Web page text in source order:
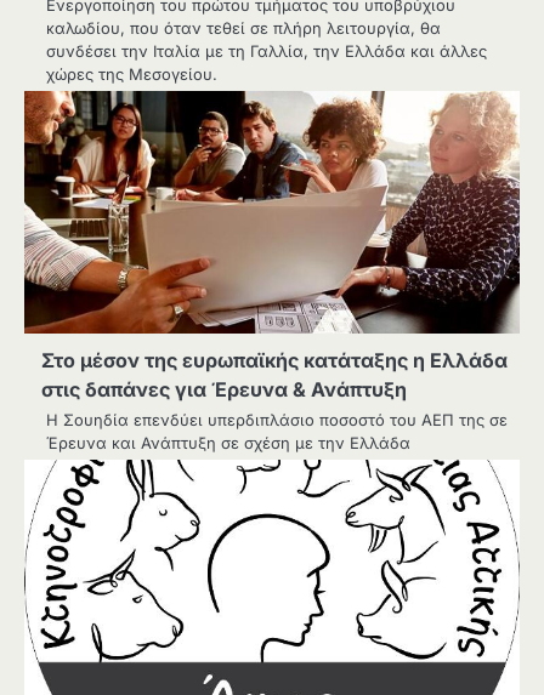
Ενεργοποίηση του πρώτου τμήματος του υποβρύχιου
καλωδίου, που όταν τεθεί σε πλήρη λειτουργία, θα
συνδέσει την Ιταλία με τη Γαλλία, την Ελλάδα και άλλες
χώρες της Μεσογείου.
Στο μέσον της ευρωπαϊκής κατάταξης η Ελλάδα
στις δαπάνες για Έρευνα & Ανάπτυξη
Η Σουηδία επενδύει υπερδιπλάσιο ποσοστό του ΑΕΠ της σε
Έρευνα και Ανάπτυξη σε σχέση με την Ελλάδα